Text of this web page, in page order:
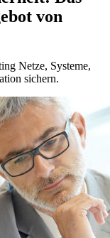
von
Netze, Systeme,
sichern.